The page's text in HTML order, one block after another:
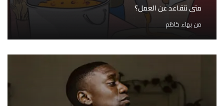
متى نتقاعد عن العمل؟
من بهاء كاظم